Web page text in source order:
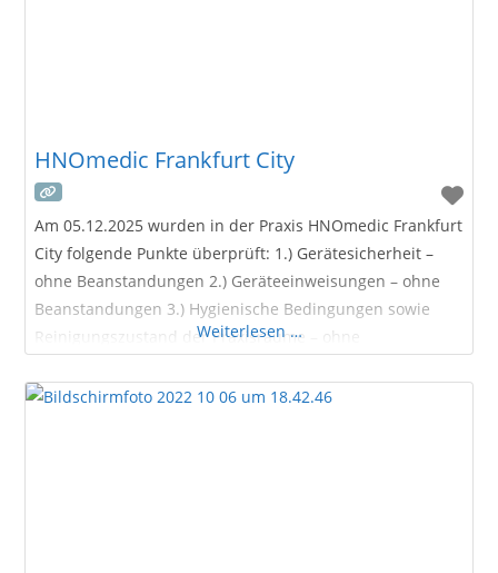
HNOmedic Frankfurt City
Am 05.12.2025 wurden in der Praxis HNOmedic Frankfurt
City folgende Punkte überprüft: 1.) Gerätesicherheit –
ohne Beanstandungen 2.) Geräteeinweisungen – ohne
Beanstandungen 3.) Hygienische Bedingungen sowie
Reinigungszustand der Praxisräume – ohne
Weiterlesen …